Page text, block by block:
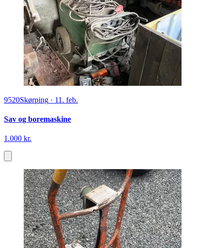
9520Skørping · 11. feb.
Sav og boremaskine
1.000 kr.